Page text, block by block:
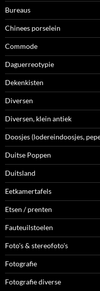
Bureaus
Chinees porselein
Commode
Daguerreotypie
Dekenkisten
Diversen
Diversen, klein antiek
Doosjes (lodereindoosjes,
Duitse Poppen
Duitsland
Eetkamertafels
Etsen / prenten
Fauteuilstoelen
Foto's & stereofoto's
Fotografie
Fotografie diverse